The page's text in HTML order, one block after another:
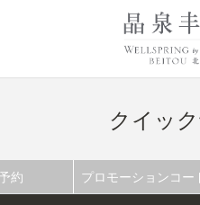
クイッ
約 プロモーションコー